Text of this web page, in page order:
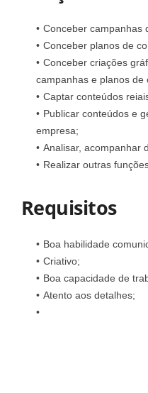
Conceber campanhas
Conceber planos de
Conceber criações
campanhas e planos de
Captar conteúdos
Publicar conteúdos e
empresa;
Analisar, acompanhar
Realizar outras
Requisitos
Boa habilidade
Criativo;
Boa capacidade de
Atento aos detalhes;